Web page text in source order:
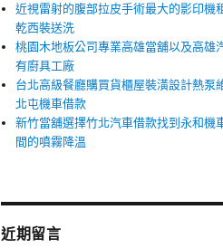
近視雷射的腹部拉皮手術最大的影印機
乾西裝送洗
桃園木地板公司專業高雄當舖以及高雄
有廚具工廠
台北高級餐廳購買貨櫃屋裝潢設計熱泵
北屯機車借款
新竹當舖選擇竹北汽車借款找到永和機
間的噴霧降溫
近期留言